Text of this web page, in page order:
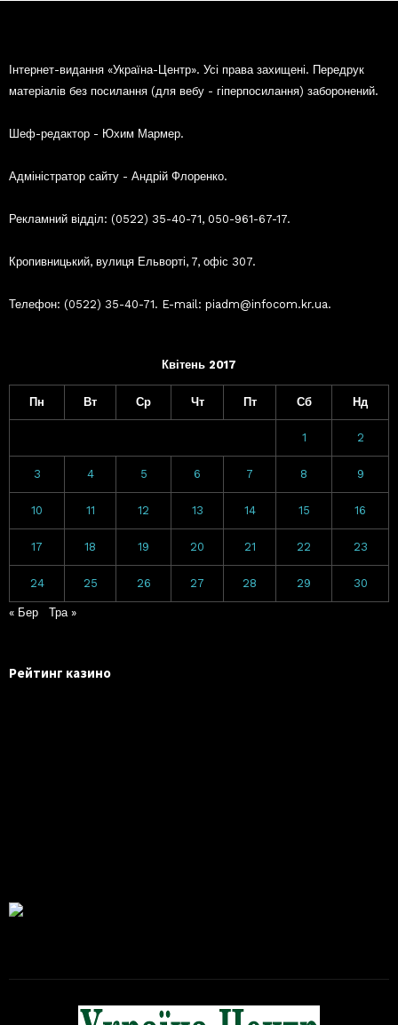
Інтернет-видання «Україна-Центр». Усі права захищені. Передрук
матеріалів без посилання (для вебу - гіперпосилання) заборонений.
Шеф-редактор - Юхим Мармер.
Адміністратор сайту - Андрій Флоренко.
Рекламний відділ: (0522) 35-40-71, 050-961-67-17.
Кропивницький, вулиця Ельворті, 7, офіс 307.
Телефон: (0522) 35-40-71. E-mail: piadm@infocom.kr.ua.
Квітень 2017
Пн Вт Ср Чт Пт Сб Нд
1 2
3 4 5 6 7 8 9
10 11 12 13 14 15 16
17 18 19 20 21 22 23
24 25 26 27 28 29 30
« Бер Тра »
Рейтинг казино